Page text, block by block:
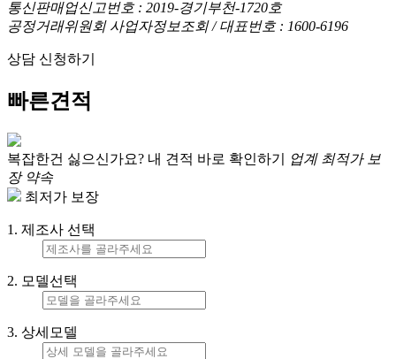
통신판매업신고번호 : 2019-경기부천-1720호
공정거래위원회 사업자정보조회 / 대표번호 : 1600-6196
상담 신청하기
빠른견적
복잡한건 싫으신가요? 내 견적 바로 확인하기
업계 최적가 보
장 약속
최저가 보장
1. 제조사 선택
2. 모델선택
3. 상세모델